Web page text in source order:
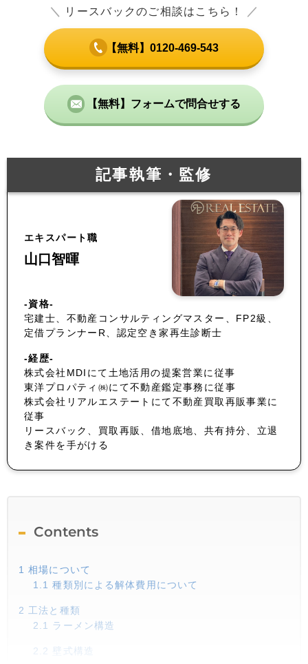
＼ リースバックのご相談はこちら！ ／
【無料】0120-469-543
【無料】フォームで問合せする
記事執筆・監修
エキスパート職
山口智暉
-資格-
宅建士、不動産コンサルティングマスター、FP2級、
定借プランナーR、認定空き家再生診断士
-経歴-
株式会社MDIにて土地活用の提案営業に従事
東洋プロパティ㈱にて不動産鑑定事務に従事
株式会社リアルエステートにて不動産買取再販事業に
従事
リースバック、買取再販、借地底地、共有持分、立退
き案件を手がける
Contents
1 相場について
1.1 種類別による解体費用について
2 工法と種類
2.1
ラーメン構造
2.2 壁式構造